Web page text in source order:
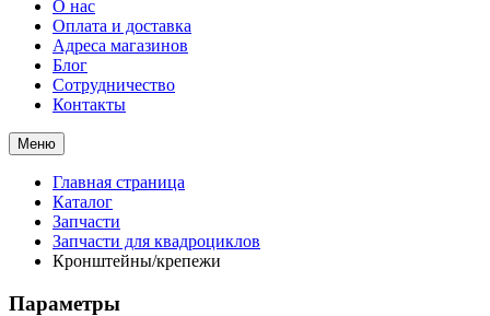
О нас
Оплата и доставка
Адреса магазинов
Блог
Сотрудничество
Контакты
Меню
Главная страница
Каталог
Запчасти
Запчасти для квадроциклов
Кронштейны/крепежи
Параметры